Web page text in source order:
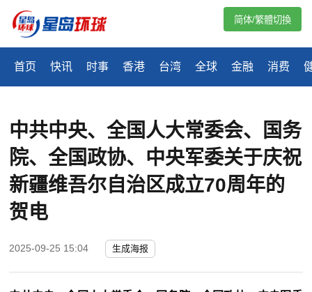
首页 快讯 时事 香港 台湾 全球 金融 消费
简体/繁體切換
中共中央、全国人大常委会、国务
院、全国政协、中央军委关于庆祝
新疆维吾尔自治区成立70周年的
贺电
2025-09-25 15:04 生成海报